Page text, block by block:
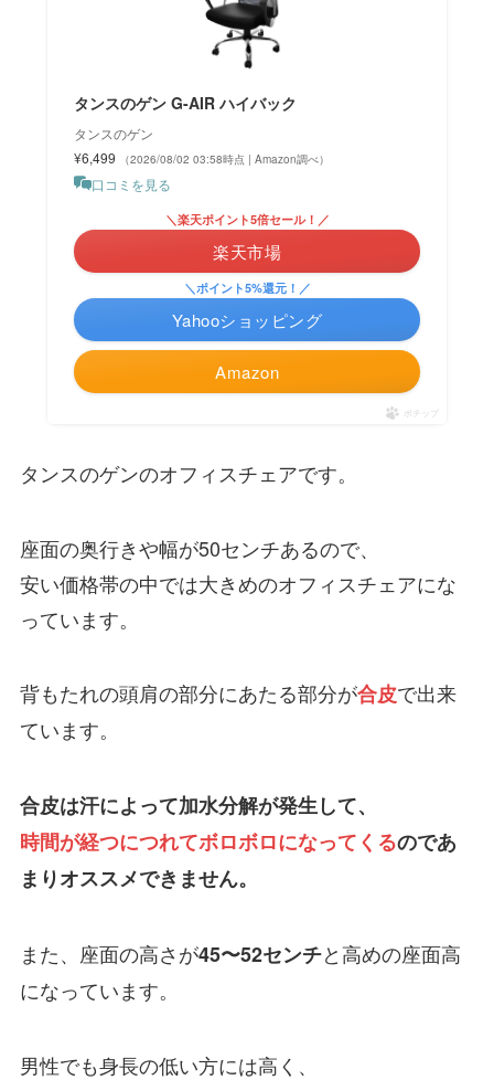
タンスのゲン G-AIR ハイバック
タンスのゲン
¥6,499
（2026/08/02 03:58時点 | Amazon調べ）
口コミを見る
Amazon
＼楽天ポイント5倍セール！／
楽天市場
＼ポイント5%還元！／
Yahooショッピング
ポチップ
タンスのゲンのオフィスチェアです。
座面の奥行きや幅が50センチあるので、
安い価格帯の中では大きめのオフィスチェアにな
っています。
背もたれの頭肩の部分にあたる部分が合皮で出来
ています。
合皮は汗によって加水分解が発生して、
時間が経つにつれてボロボロになってくるのであ
まりオススメできません。
また、座面の高さが45〜52センチと高めの座面高
になっています。
男性でも身長の低い方には高く、